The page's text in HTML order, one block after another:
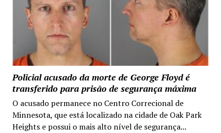
Policial acusado da morte de George Floyd é
transferido para prisão de segurança máxima
O acusado permanece no Centro Correcional de
Minnesota, que está localizado na cidade de Oak Park
Heights e possui o mais alto nível de segurança...